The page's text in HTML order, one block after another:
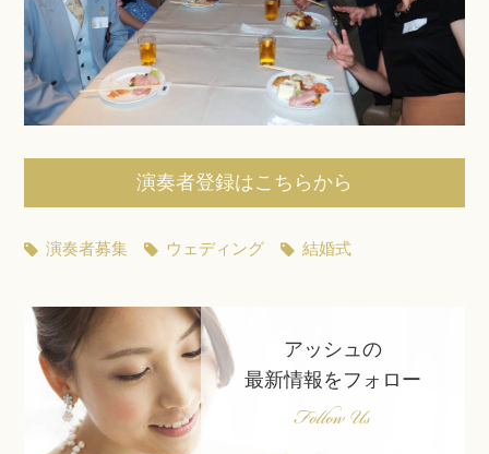
演奏者登録はこちらから
演奏者募集 ウェディング 結婚式
アッシュの
最新情報をフォロー
Follow Us